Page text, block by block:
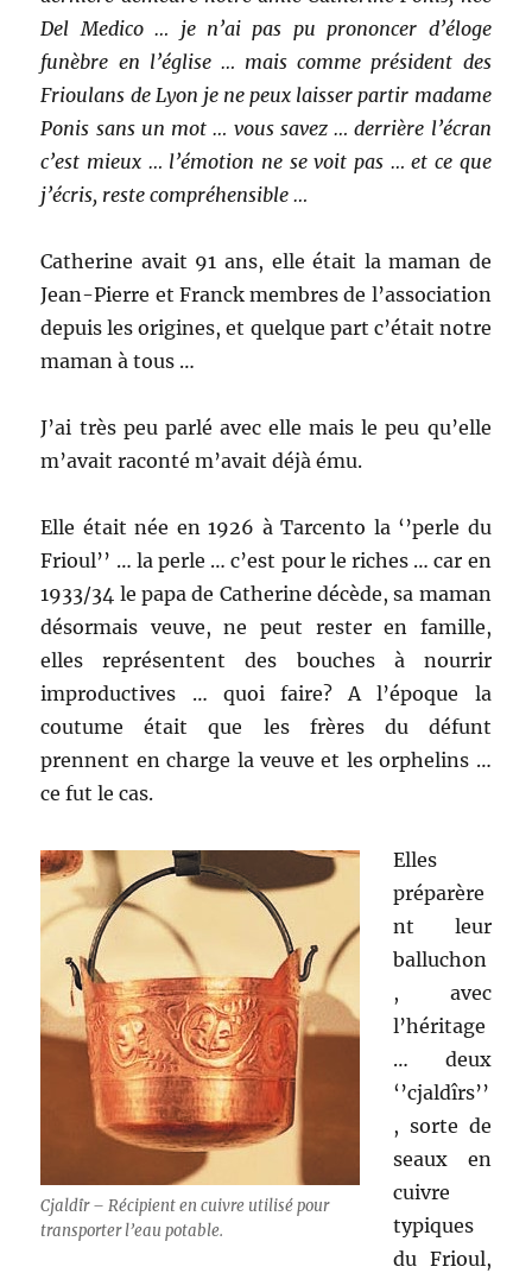
Del Medico … je n’ai pas pu prononcer d’éloge
funèbre en l’église … mais comme président des
Frioulans de Lyon je ne peux laisser partir madame
Ponis sans un mot … vous savez … derrière l’écran
c’est mieux … l’émotion ne se voit pas … et ce que
j’écris, reste compréhensible …
Catherine avait 91 ans, elle était la maman de
Jean-Pierre et Franck membres de l’association
depuis les origines, et quelque part c’était notre
maman à tous …
J’ai très peu parlé avec elle mais le peu qu’elle
m’avait raconté m’avait déjà ému.
Elle était née en 1926 à Tarcento la ‘’perle du
Frioul’’ … la perle … c’est pour le riches … car en
1933/34 le papa de Catherine décède, sa maman
désormais veuve, ne peut rester en famille,
elles représentent des bouches à nourrir
improductives … quoi faire? A l’époque la
coutume était que les frères du défunt
prennent en charge la veuve et les orphelins …
ce fut le cas.
Cjaldîr – Récipient en cuivre utilisé pour
transporter l’eau potable.
Elles
préparère
nt leur
balluchon
, avec
l’héritage
… deux
‘’cjaldîrs’’
, sorte de
seaux en
cuivre
typiques
du Frioul,